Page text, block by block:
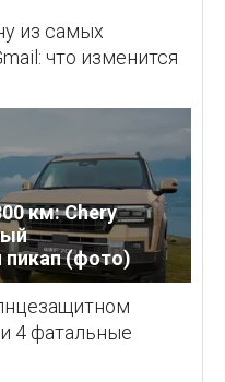
из самых
что изменится
км: Chery
пикап (фото)
4 фатальные